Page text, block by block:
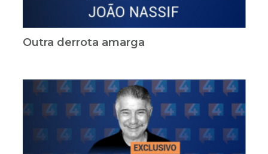
Outra derrota amarga